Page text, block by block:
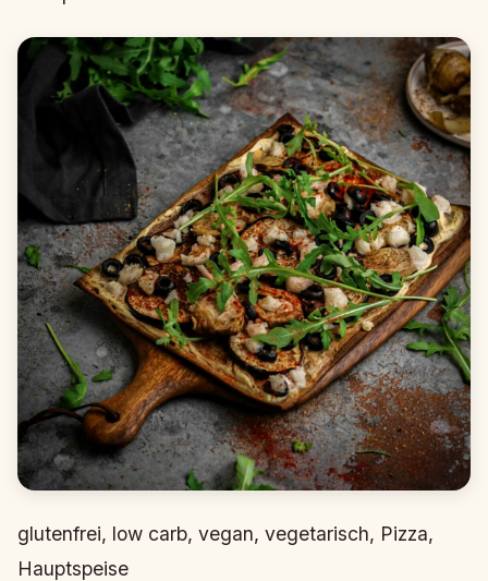
glutenfrei, low carb, vegan, vegetarisch, Pizza,
Hauptspeise